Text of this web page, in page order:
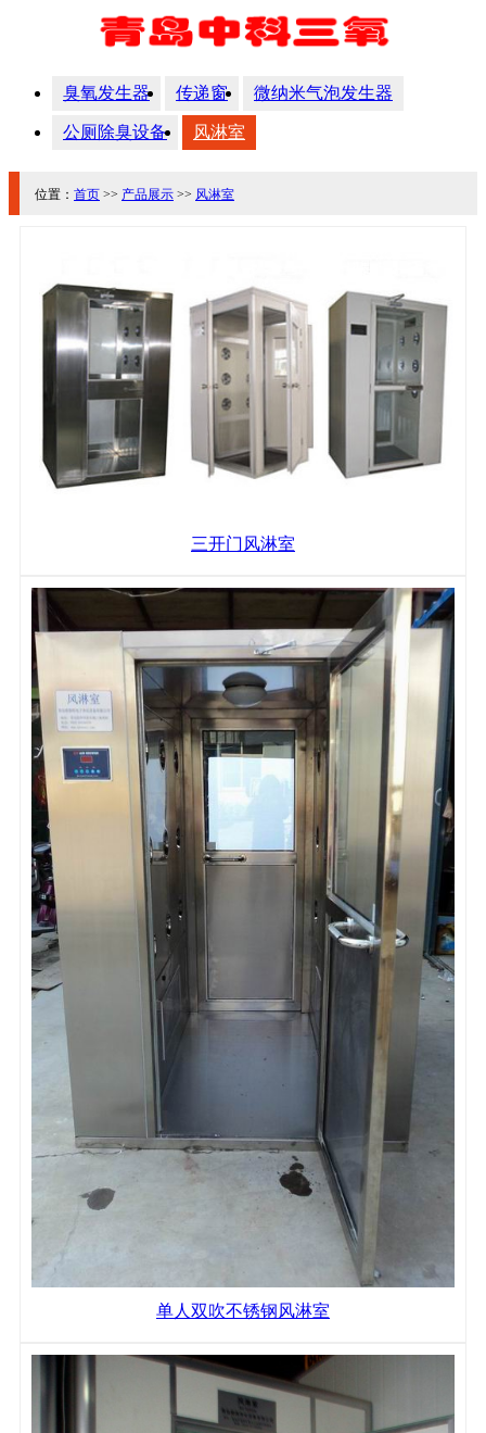
臭氧发生器 传递窗 微纳米气泡发生器
公厕除臭设备 风淋室
位置： 首页 >> 产品展示 >> 风淋室
三开门风淋室
单人双吹不锈钢风淋室